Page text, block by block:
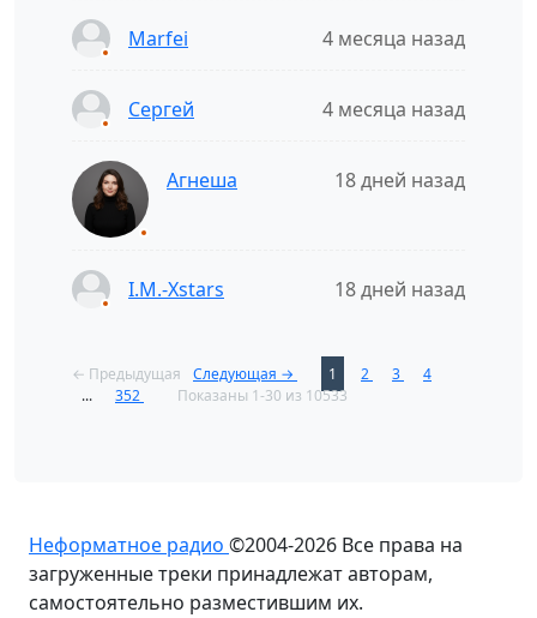
Marfei 4 месяца назад
Сергей 4 месяца назад
Агнеша 18 дней назад
I.M.-Xstars 18 дней назад
← Предыдущая Следующая → 1 2 3
4
...
352 Показаны 1-30 из 10533
Неформатное радио ©2004-2026 Все права на
загруженные треки принадлежат авторам,
самостоятельно разместившим их.